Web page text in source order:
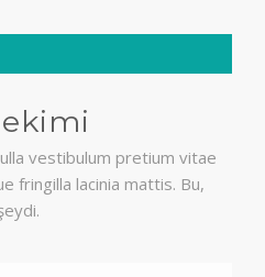
vestibulum pretium vitae
fringilla lacinia mattis. Bu,